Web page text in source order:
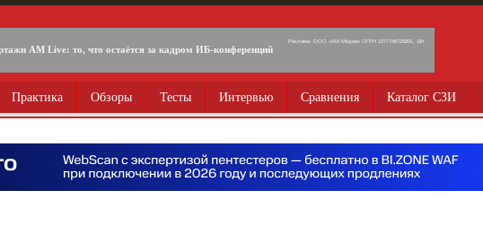
AM Live: то, что остаётся за кадром ИБ-конференций
Реклама. ООО «АМ Медиа» ОГРН 1077746725891, 18+
Практика Обзоры Тесты Интервью Сравнения Каталог СЗИ